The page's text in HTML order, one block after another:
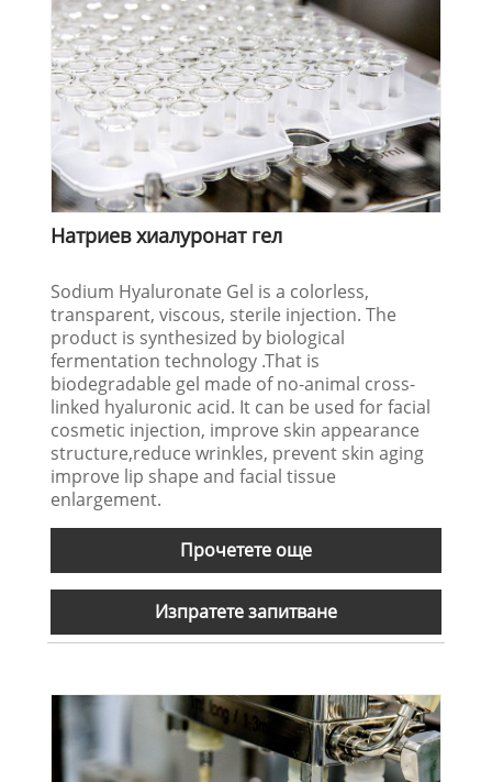
Натриев хиалуронат гел
Sodium Hyaluronate Gel is a colorless,
transparent, viscous, sterile injection. The
product is synthesized by biological
fermentation technology .That is
biodegradable gel made of no-animal cross-
linked hyaluronic acid. It can be used for facial
cosmetic injection, improve skin appearance
structure,reduce wrinkles, prevent skin aging
improve lip shape and facial tissue
enlargement.
Прочетете още
Изпратете запитване